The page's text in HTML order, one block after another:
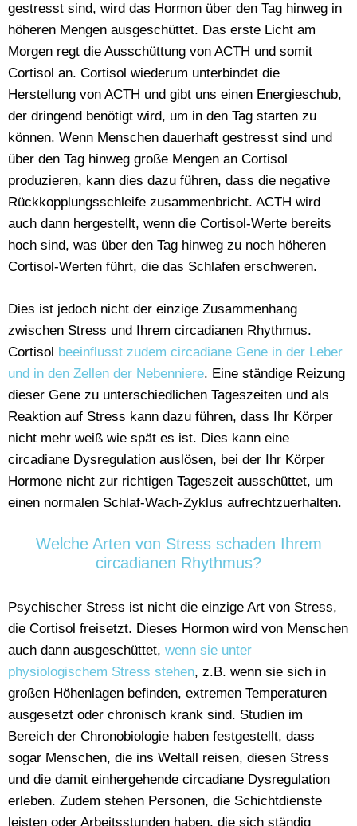
gestresst sind, wird das Hormon über den Tag hinweg in
höheren Mengen ausgeschüttet. Das erste Licht am
Morgen regt die Ausschüttung von ACTH und somit
Cortisol an. Cortisol wiederum unterbindet die
Herstellung von ACTH und gibt uns einen Energieschub,
der dringend benötigt wird, um in den Tag starten zu
können. Wenn Menschen dauerhaft gestresst sind und
über den Tag hinweg große Mengen an Cortisol
produzieren, kann dies dazu führen, dass die negative
Rückkopplungsschleife zusammenbricht. ACTH wird
auch dann hergestellt, wenn die Cortisol-Werte bereits
hoch sind, was über den Tag hinweg zu noch höheren
Cortisol-Werten führt, die das Schlafen erschweren.
Dies ist jedoch nicht der einzige Zusammenhang
zwischen Stress und Ihrem circadianen Rhythmus.
Cortisol beeinflusst zudem circadiane Gene in der Leber
und in den Zellen der Nebenniere. Eine ständige Reizung
dieser Gene zu unterschiedlichen Tageszeiten und als
Reaktion auf Stress kann dazu führen, dass Ihr Körper
nicht mehr weiß wie spät es ist. Dies kann eine
circadiane Dysregulation auslösen, bei der Ihr Körper
Hormone nicht zur richtigen Tageszeit ausschüttet, um
einen normalen Schlaf-Wach-Zyklus aufrechtzuerhalten.
Welche Arten von Stress schaden Ihrem
circadianen Rhythmus?
Psychischer Stress ist nicht die einzige Art von Stress,
die Cortisol freisetzt. Dieses Hormon wird von Menschen
auch dann ausgeschüttet, wenn sie unter
physiologischem Stress stehen, z.B. wenn sie sich in
großen Höhenlagen befinden, extremen Temperaturen
ausgesetzt oder chronisch krank sind. Studien im
Bereich der Chronobiologie haben festgestellt, dass
sogar Menschen, die ins Weltall reisen, diesen Stress
und die damit einhergehende circadiane Dysregulation
erleben. Zudem stehen Personen, die Schichtdienste
leisten oder Arbeitsstunden haben, die sich ständig